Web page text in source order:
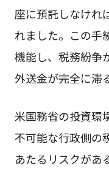
座に預託しなけれ
れました。この手
機能し、税務紛争
外送金が完全に滞
米国務省の投資環
不可能な行政側の
あたるリスクがあ